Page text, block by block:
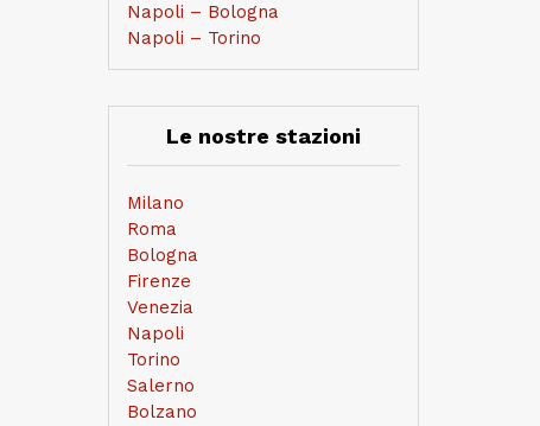
Napoli – Bologna
Napoli – Torino
Le nostre stazioni
Milano
Roma
Bologna
Firenze
Venezia
Napoli
Torino
Salerno
Bolzano